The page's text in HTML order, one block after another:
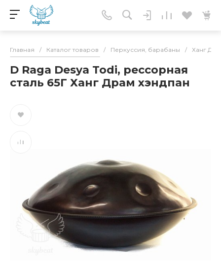
Главная / Каталог товаров / Перкуссия, барабаны / Ханг
D Raga Desya Todi, рессорная
сталь 65Г Ханг Драм хэндпан